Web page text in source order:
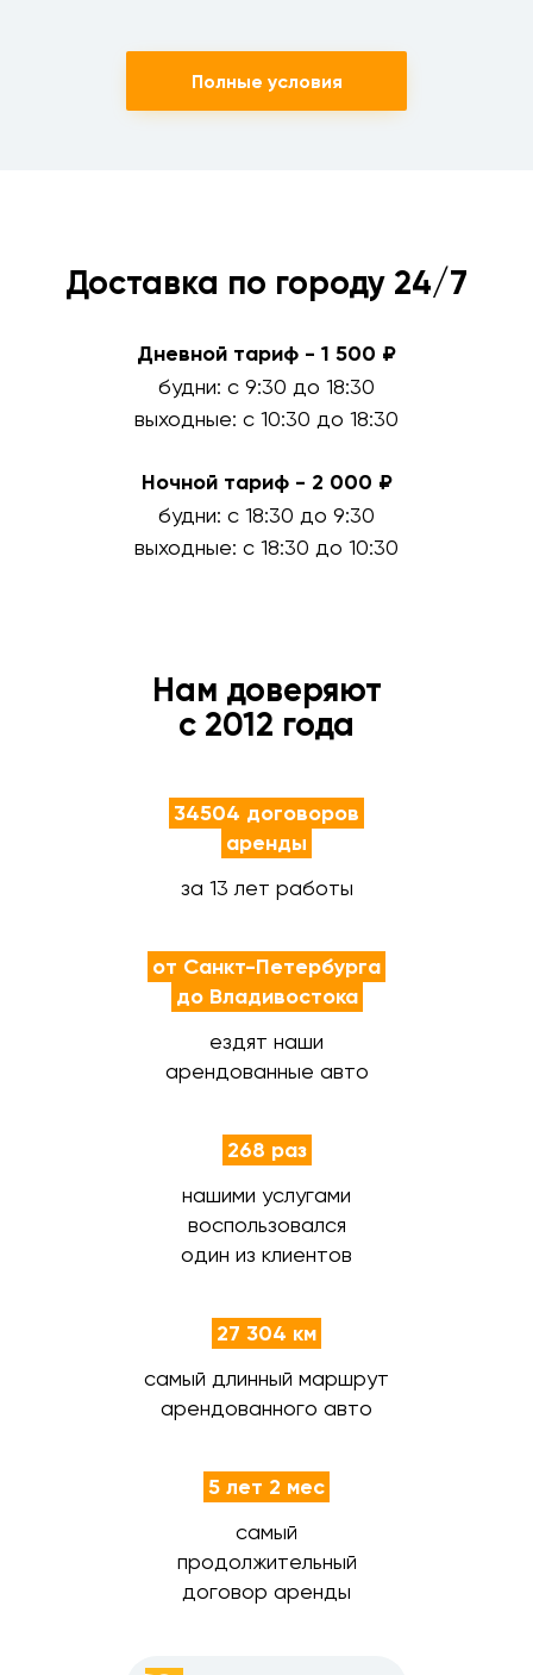
Полные условия
Доставка по городу 24/7
Дневной тариф - 1 500 ₽
будни: с 9:30 до 18:30
выходные: с 10:30 до 18:30
Ночной тариф - 2 000 ₽
будни: с 18:30 до 9:30
выходные: с 18:30 до 10:30
Нам доверяют
с 2012 года
34504 договоров
аренды
за 13 лет работы
от Санкт-Петербурга
до Владивостока
ездят наши
арендованные авто
268 раз
нашими услугами
воспользовался
один из клиентов
27 304 км
самый длинный маршрут
арендованного авто
5 лет 2 мес
самый
продолжительный
договор аренды